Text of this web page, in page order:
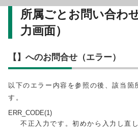
所属ごとお問い合わ
力画面）
【】へのお問合せ（エラー）
以下のエラー内容を参照の後、該当箇
す。
ERR_CODE(1)
不正入力です。初めから入力し直